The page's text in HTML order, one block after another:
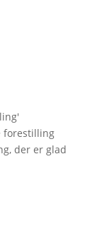
'
forestilling
der er glad